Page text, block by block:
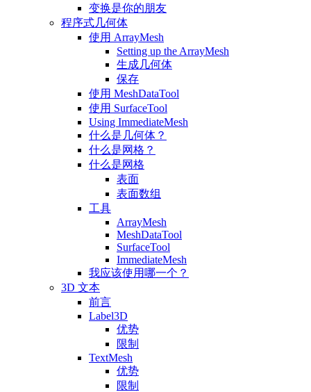
变换是你的朋友
程序式几何体
使用 ArrayMesh
Setting up the ArrayMesh
生成几何体
保存
使用 MeshDataTool
使用 SurfaceTool
Using ImmediateMesh
什么是几何体？
什么是网格？
什么是网格
表面
表面数组
工具
ArrayMesh
MeshDataTool
SurfaceTool
ImmediateMesh
我应该使用哪一个？
3D 文本
前言
Label3D
优势
限制
TextMesh
优势
限制